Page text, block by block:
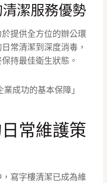
潔服務優勢
提供全方位的辦公環
常清潔到深度消毒，
持最佳衛生狀態。
業成功的基本保障」
常維護策
寫字樓清潔已成為維